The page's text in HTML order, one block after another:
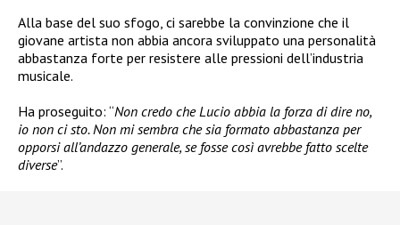
Alla base del suo sfogo, ci sarebbe la convinzione che il
giovane artista non abbia ancora sviluppato una personalità
abbastanza forte per resistere alle pressioni dell’industria
musicale.
Ha proseguito: “Non credo che Lucio abbia la forza di dire no,
io non ci sto. Non mi sembra che sia formato abbastanza per
opporsi all’andazzo generale, se fosse così avrebbe fatto scelte
diverse”.